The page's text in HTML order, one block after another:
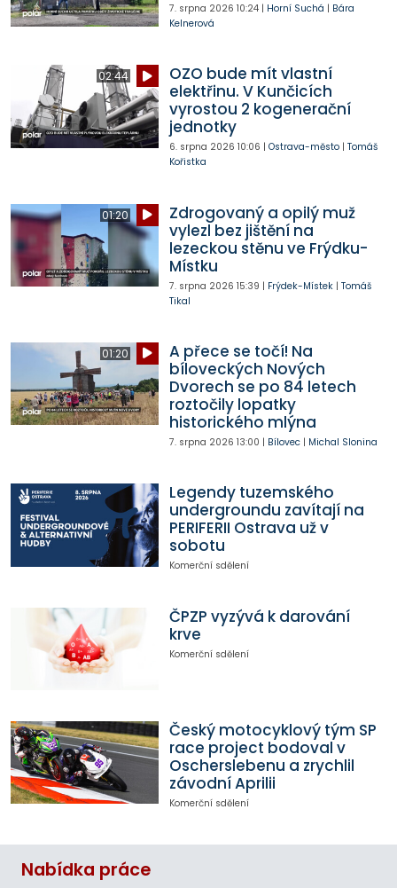
7. srpna 2026 10:24| Horní Suchá | Bára
Kelnerová
02:44
OZO bude mít vlastní
elektřinu. V Kunčicích
vyrostou 2 kogenerační
jednotky
6. srpna 2026 10:06 | Ostrava-město| Tomáš
Kořistka
01:20
Zdrogovaný a opilý muž
vylezl bez jištění na
lezeckou stěnu ve Frýdku-
Místku
7. srpna 2026 15:39 | Frýdek-Místek| Tomáš
Tikal
01:20
A přece se točí! Na
bíloveckých Nových
Dvorech se po 84 letech
roztočily lopatky
historického mlýna
7. srpna 2026 13:00 | Bílovec| Michal Slonina
Legendy tuzemského
undergroundu zavítají na
PERIFERII Ostrava už v
sobotu
Komerční sdělení
ČPZP vyzývá k darování
krve
Komerční sdělení
Český motocyklový tým SP
race project bodoval v
Oscherslebenu a zrychlil
závodní Aprilii
Komerční sdělení
Nabídka práce